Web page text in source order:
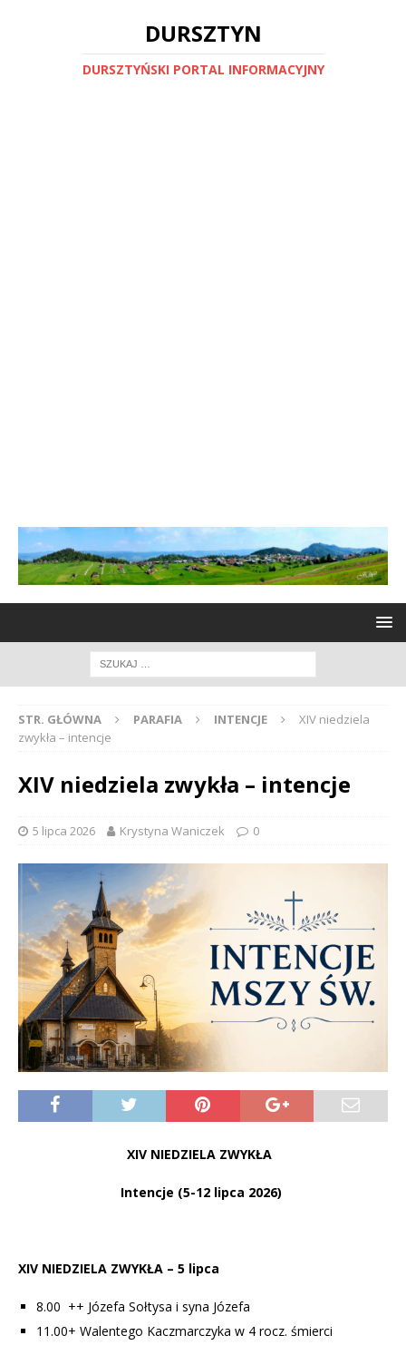
DURSZTYN
DURSZTYŃSKI PORTAL INFORMACYJNY
STR. GŁÓWNA PARAFIA INTENCJE
XIV niedziela
zwykła – intencje
XIV niedziela zwykła – intencje
5 lipca 2026 Krystyna Waniczek 0
XIV NIEDZIELA ZWYKŁA
Intencje (5-12 lipca 2026)
XIV NIEDZIELA ZWYKŁA – 5 lipca
8.00 ++ Józefa Sołtysa i syna Józefa
11.00+ Walentego Kaczmarczyka w 4 rocz. śmierci